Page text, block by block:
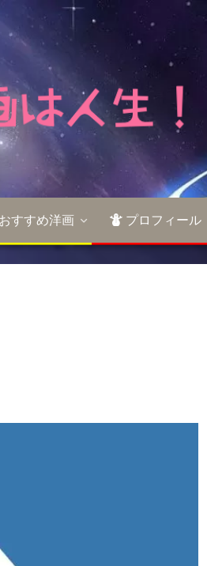
おすすめ洋画 プロフィール